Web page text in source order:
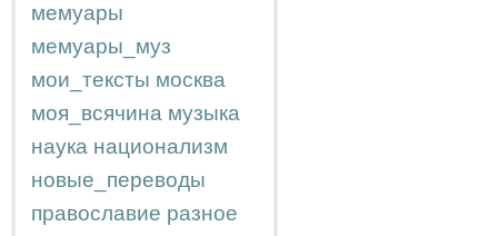
мемуары
мемуары_муз
мои_тексты москва
моя_всячина музыка
наука национализм
новые_переводы
православие разное